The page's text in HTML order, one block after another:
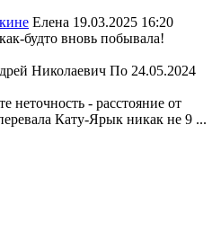
Елена 19.03.2025 16:20
будто вновь побывала!
Николаевич По 24.05.2024
неточность - расстояние от
Кату-Ярык никак не 9 ...